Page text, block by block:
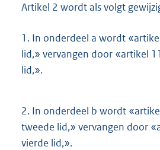
Artikel 2 wordt als volgt
1. In onderdeel a wordt
lid,» vervangen door «artikel
lid,».
2. In onderdeel b wordt
tweede lid,» vervangen door
vierde lid,».